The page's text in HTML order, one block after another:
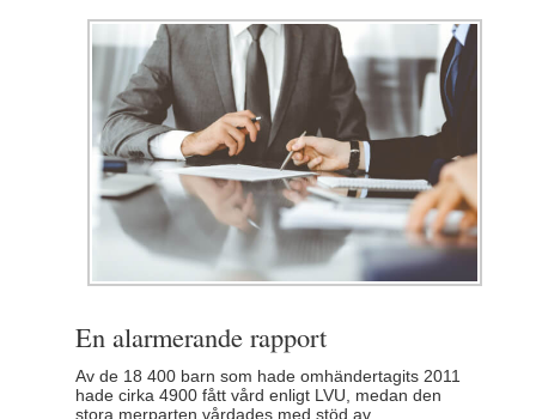
En alarmerande rapport
Av de 18 400 barn som hade omhändertagits 2011
hade cirka 4900 fått vård enligt LVU, medan den
stora merparten vårdades med stöd av